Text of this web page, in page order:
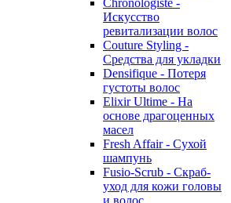
Chronologiste -
Искусство
ревитализации волос
Couture Styling -
Средства для укладки
Densifique - Потеря
густоты волос
Elixir Ultime - На
основе драгоценных
масел
Fresh Affair - Сухой
шампунь
Fusio-Scrub - Скраб-
уход для кожи головы
и волос